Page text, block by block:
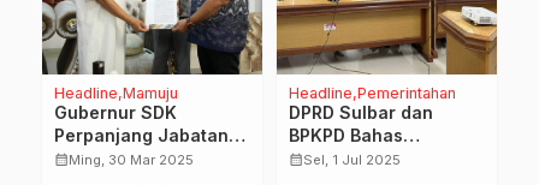
Headline Mamuju
Gubernur SDK
Perpanjang Jabatan
Muhammad Yasir
calendar_monthMing, 30 Mar 2025
Headline Pemerintahan
DPRD Sulbar dan
BPKPD Bahas
Pertanggungjawaban
calendar_monthSel, 1 Jul 2025